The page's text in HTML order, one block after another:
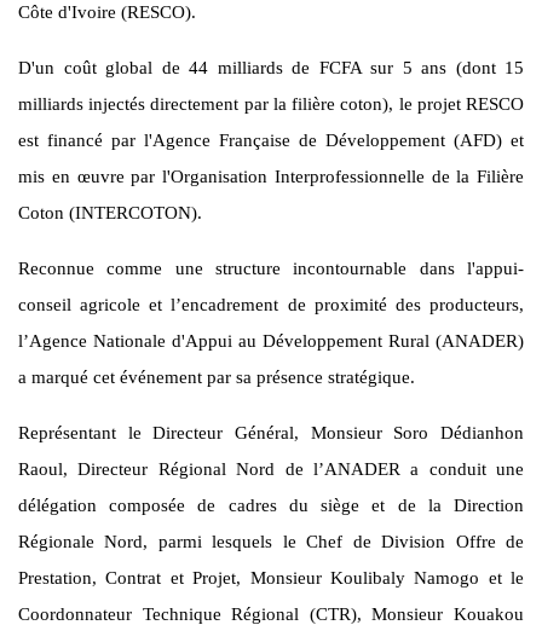
Côte d'Ivoire (RESCO).
D'un coût global de 44 milliards de FCFA sur 5 ans (dont 15
milliards injectés directement par la filière coton), le projet RESCO
est financé par l'Agence Française de Développement (AFD) et
mis en œuvre par l'Organisation Interprofessionnelle de la Filière
Coton (INTERCOTON).
Reconnue comme une structure incontournable dans l'appui-
conseil agricole et l’encadrement de proximité des producteurs,
l’Agence Nationale d'Appui au Développement Rural (ANADER)
a marqué cet événement par sa présence stratégique.
Représentant le Directeur Général, Monsieur Soro Dédianhon
Raoul, Directeur Régional Nord de l’ANADER a conduit une
délégation composée de cadres du siège et de la Direction
Régionale Nord, parmi lesquels le Chef de Division Offre de
Prestation, Contrat et Projet, Monsieur Koulibaly Namogo et le
Coordonnateur Technique Régional (CTR), Monsieur Kouakou